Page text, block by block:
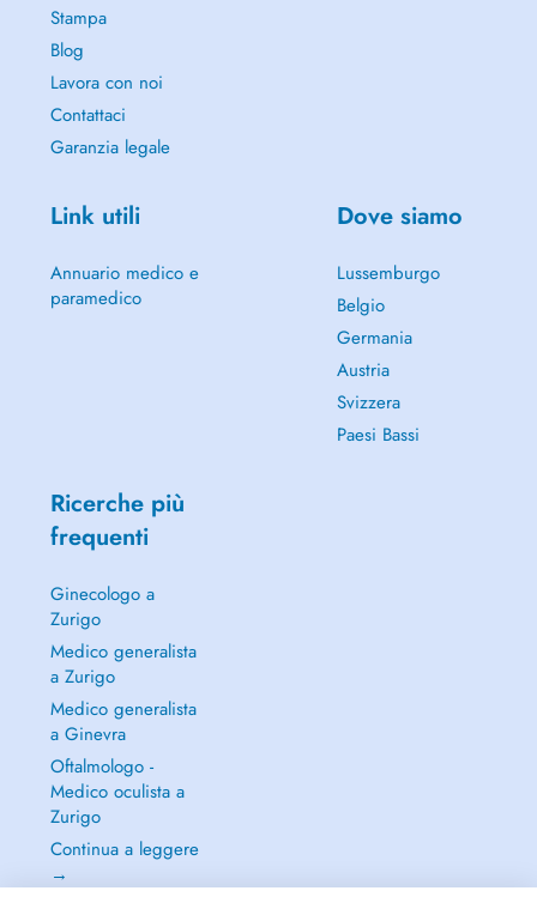
Stampa
Blog
Lavora con noi
Contattaci
Garanzia legale
Link utili
Annuario medico e
paramedico
Dove siamo
Lussemburgo
Belgio
Germania
Austria
Svizzera
Paesi Bassi
Ricerche più
frequenti
Ginecologo a
Zurigo
Medico generalista
a Zurigo
Medico generalista
a Ginevra
Oftalmologo -
Medico oculista a
Zurigo
Continua a leggere
→